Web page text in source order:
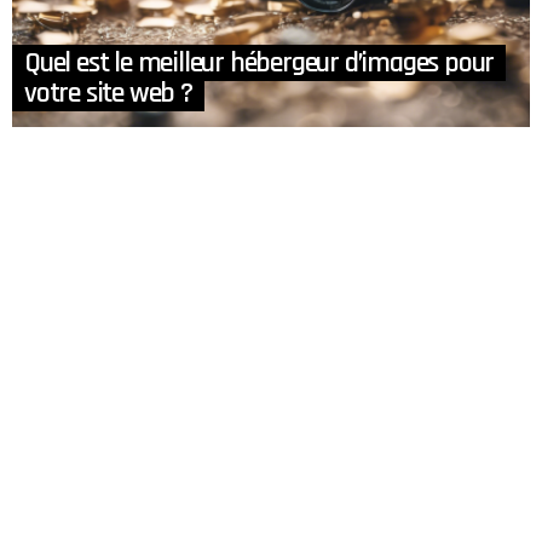
Quel est le meilleur hébergeur d’images pour
votre site web ?